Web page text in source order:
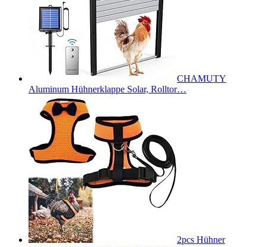
CHAMUTY
Aluminum Hühnerklappe Solar, Rolltor…
2pcs Hühner